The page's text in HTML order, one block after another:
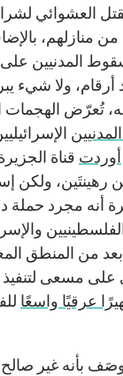
العشوائي
منازلهم،
المدنيين على
ولا شيء
تُعرّض الهجمات
أوردت قناة
رهينتَين، ولكن
أنه مجرد حملة
من المنطق
مسعى لتنفيذ
عرقيًا واسعًا
بأنه غير